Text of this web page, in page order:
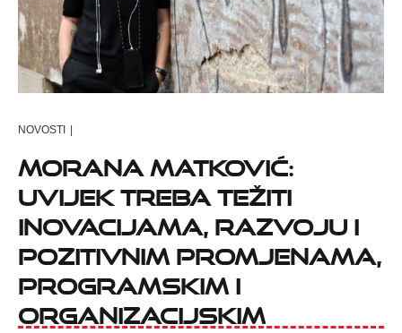
NOVOSTI |
MORANA MATKOVIĆ:
UVIJEK TREBA TEŽITI
INOVACIJAMA, RAZVOJU I
POZITIVNIM PROMJENAMA,
PROGRAMSKIM I
ORGANIZACIJSKIM